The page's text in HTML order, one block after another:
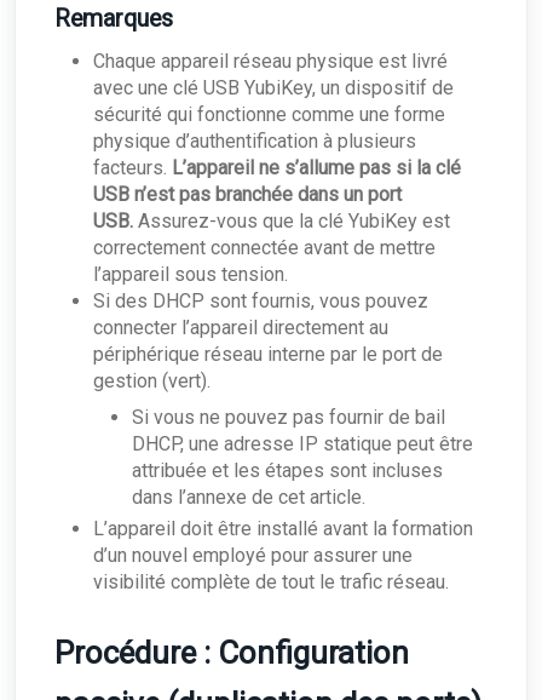
Remarques
Chaque appareil réseau physique est livré
avec une clé USB YubiKey, un dispositif de
sécurité qui fonctionne comme une forme
physique d’authentification à plusieurs
facteurs. L’appareil ne s’allume pas si la clé
USB n’est pas branchée dans un port
USB. Assurez-vous que la clé YubiKey est
correctement connectée avant de mettre
l’appareil sous tension.
Si des DHCP sont fournis, vous pouvez
connecter l’appareil directement au
périphérique réseau interne par le port de
gestion (vert).
Si vous ne pouvez pas fournir de bail
DHCP, une adresse IP statique peut être
attribuée et les étapes sont incluses
dans l’annexe de cet article.
L’appareil doit être installé avant la formation
d’un nouvel employé pour assurer une
visibilité complète de tout le trafic réseau.
Procédure : Configuration